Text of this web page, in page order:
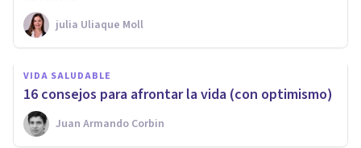
​julia Uliaque Moll
VIDA SALUDABLE
16 consejos para afrontar la vida (con optimismo)
Juan Armando Corbin